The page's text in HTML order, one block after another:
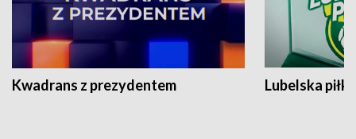
Kwadrans z prezydentem Lubelska piłka